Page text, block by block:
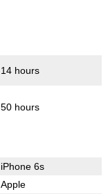
14 hours
50 hours
iPhone 6s
Apple